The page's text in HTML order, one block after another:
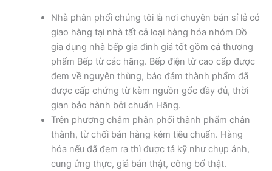
Nhà phân phối chúng tôi là nơi chuyên bán sỉ lẻ có
giao hàng tại nhà tất cả loại hàng hóa nhóm Đồ
gia dụng nhà bếp gia đình giá tốt gồm cả thương
phẩm Bếp từ các hãng. Bếp điện từ cao cấp được
đem về nguyên thùng, bảo đảm thành phẩm đã
được cấp chứng từ kèm nguồn gốc đầy đủ, thời
gian bảo hành bởi chuẩn Hãng.
Trên phương châm phân phối thành phẩm chân
thành, từ chối bán hàng kém tiêu chuẩn. Hàng
hóa nếu đã đem ra thì được tả kỹ như chụp ảnh,
cung ứng thực, giá bán thật, công bố thật.